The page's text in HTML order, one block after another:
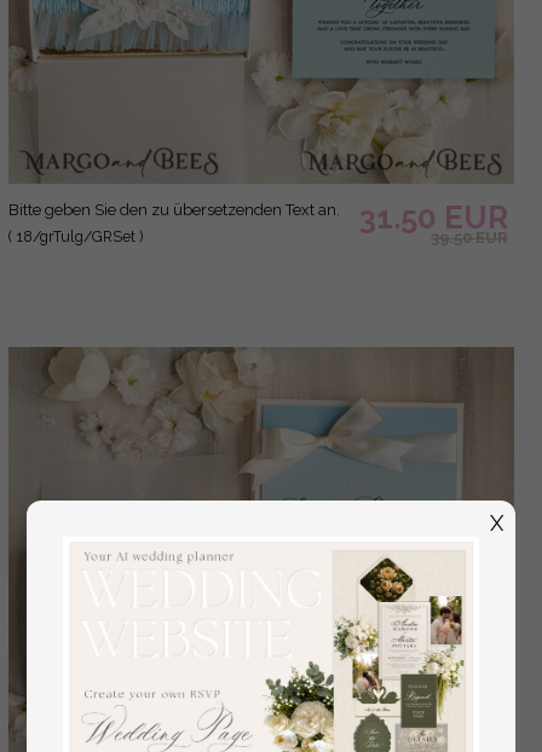
Bitte geben Sie den zu übersetzenden Text an.
( 18/grTulg/GRSet )
31.50 EUR
39.50 EUR
X